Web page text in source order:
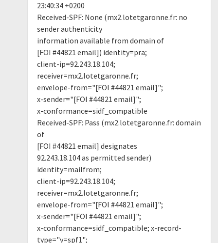
23:40:34 +0200
Received-SPF: None (mx2.lotetgaronne.fr: no
sender authenticity
information available from domain of
[FOI #44821 email]) identity=pra;
client-ip=92.243.18.104;
receiver=mx2.lotetgaronne.fr;
envelope-from="[FOI #44821 email]";
x-sender="[FOI #44821 email]";
x-conformance=sidf_compatible
Received-SPF: Pass (mx2.lotetgaronne.fr: domain
of
[FOI #44821 email] designates
92.243.18.104 as permitted sender)
identity=mailfrom;
client-ip=92.243.18.104;
receiver=mx2.lotetgaronne.fr;
envelope-from="[FOI #44821 email]";
x-sender="[FOI #44821 email]";
x-conformance=sidf_compatible; x-record-
type="v=spf1";